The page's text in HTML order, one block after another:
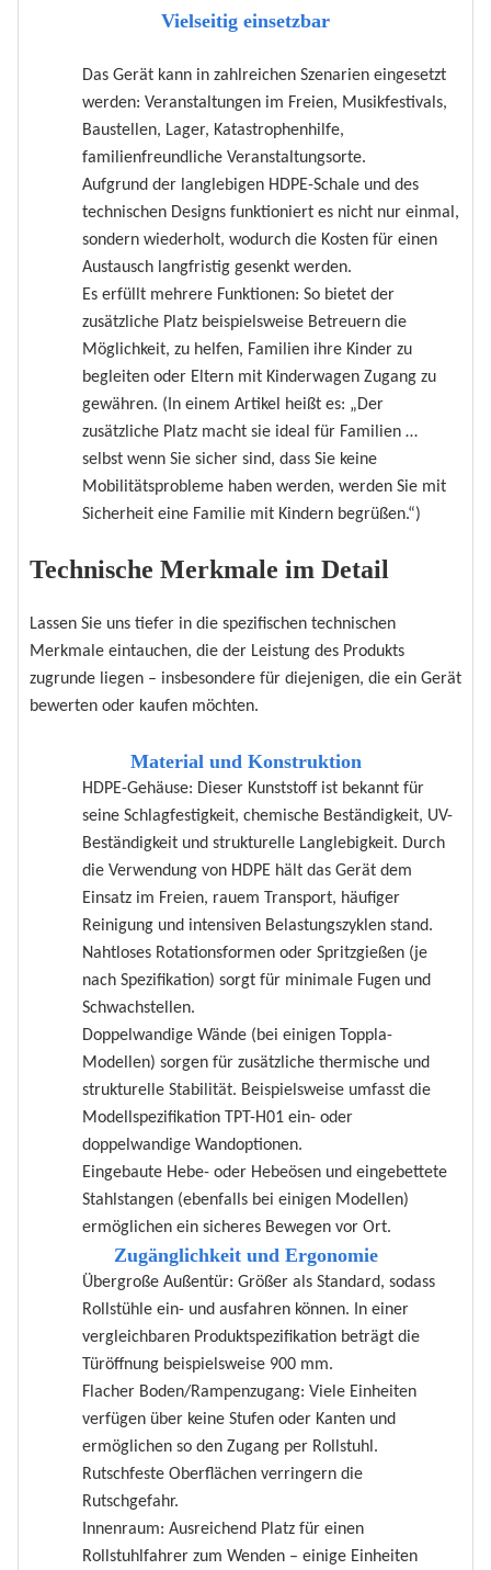
Vielseitig einsetzbar
Das Gerät kann in zahlreichen Szenarien eingesetzt
werden: Veranstaltungen im Freien, Musikfestivals,
Baustellen, Lager, Katastrophenhilfe,
familienfreundliche Veranstaltungsorte.
Aufgrund der langlebigen HDPE-Schale und des
technischen Designs funktioniert es nicht nur einmal,
sondern wiederholt, wodurch die Kosten für einen
Austausch langfristig gesenkt werden.
Es erfüllt mehrere Funktionen: So bietet der
zusätzliche Platz beispielsweise Betreuern die
Möglichkeit, zu helfen, Familien ihre Kinder zu
begleiten oder Eltern mit Kinderwagen Zugang zu
gewähren. (In einem Artikel heißt es: „Der
zusätzliche Platz macht sie ideal für Familien …
selbst wenn Sie sicher sind, dass Sie keine
Mobilitätsprobleme haben werden, werden Sie mit
Sicherheit eine Familie mit Kindern begrüßen.“)
Technische Merkmale im Detail
Lassen Sie uns tiefer in die spezifischen technischen
Merkmale eintauchen, die der Leistung des Produkts
zugrunde liegen – insbesondere für diejenigen, die ein Gerät
bewerten oder kaufen möchten.
Material und Konstruktion
HDPE-Gehäuse: Dieser Kunststoff ist bekannt für
seine Schlagfestigkeit, chemische Beständigkeit, UV-
Beständigkeit und strukturelle Langlebigkeit. Durch
die Verwendung von HDPE hält das Gerät dem
Einsatz im Freien, rauem Transport, häufiger
Reinigung und intensiven Belastungszyklen stand.
Nahtloses Rotationsformen oder Spritzgießen (je
nach Spezifikation) sorgt für minimale Fugen und
Schwachstellen.
Doppelwandige Wände (bei einigen Toppla-
Modellen) sorgen für zusätzliche thermische und
strukturelle Stabilität. Beispielsweise umfasst die
Modellspezifikation TPT-H01 ein- oder
doppelwandige Wandoptionen.
Eingebaute Hebe- oder Hebeösen und eingebettete
Stahlstangen (ebenfalls bei einigen Modellen)
ermöglichen ein sicheres Bewegen vor Ort.
Zugänglichkeit und Ergonomie
Übergroße Außentür: Größer als Standard, sodass
Rollstühle ein- und ausfahren können. In einer
vergleichbaren Produktspezifikation beträgt die
Türöffnung beispielsweise 900 mm.
Flacher Boden/Rampenzugang: Viele Einheiten
verfügen über keine Stufen oder Kanten und
ermöglichen so den Zugang per Rollstuhl.
Rutschfeste Oberflächen verringern die
Rutschgefahr.
Innenraum: Ausreichend Platz für einen
Rollstuhlfahrer zum Wenden – einige Einheiten